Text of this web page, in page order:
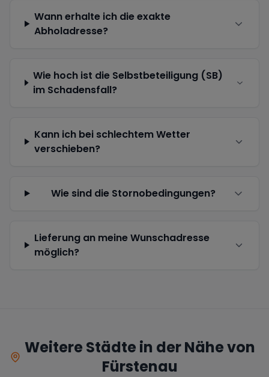
Wann erhalte ich die exakte
Abholadresse?
Wie hoch ist die Selbstbeteiligung (SB)
im Schadensfall?
Kann ich bei schlechtem Wetter
verschieben?
Wie sind die Stornobedingungen?
Lieferung an meine Wunschadresse
möglich?
Weitere Städte in der Nähe von
Fürstenau